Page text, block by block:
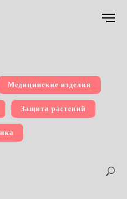
Медицинские изделия
Защита растений